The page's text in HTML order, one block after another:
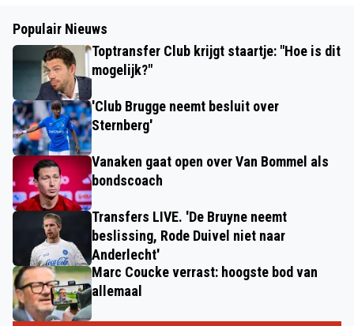
Populair Nieuws
Toptransfer Club krijgt staartje: "Hoe is dit
mogelijk?"
'Club Brugge neemt besluit over
Sternberg'
Vanaken gaat open over Van Bommel als
bondscoach
Transfers LIVE. 'De Bruyne neemt
beslissing, Rode Duivel niet naar
Anderlecht'
Marc Coucke verrast: hoogste bod van
allemaal